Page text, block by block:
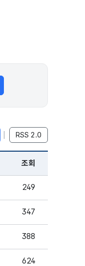
RSS 2.0
조회
249
347
388
624